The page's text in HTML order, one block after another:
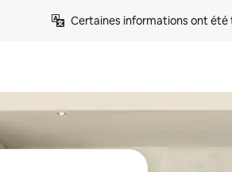
Certaines informations ont